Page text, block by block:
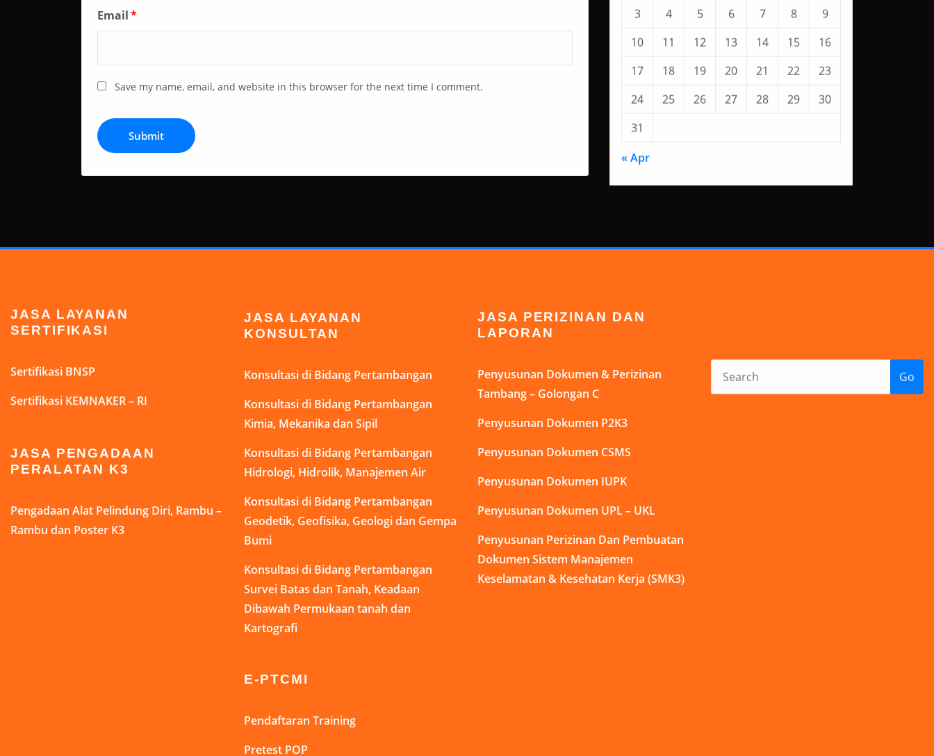
Email*
Save my name, email, and website in this browser for the next time I comment.
3
4 5 6 7 8
9
10
11 12 13 14 15
16
17
18 19 20 21 22
23
24
25 26 27 28 29
30
31
« Apr
JASA LAYANAN
SERTIFIKASI
Sertifikasi BNSP
Sertifikasi KEMNAKER – RI
JASA PENGADAAN
PERALATAN K3
Pengadaan Alat Pelindung Diri, Rambu –
Rambu dan Poster K3
JASA LAYANAN
KONSULTAN
Konsultasi di Bidang Pertambangan
Konsultasi di Bidang Pertambangan
Kimia, Mekanika dan Sipil
Konsultasi di Bidang Pertambangan
Hidrologi, Hidrolik, Manajemen Air
Konsultasi di Bidang Pertambangan
Geodetik, Geofisika, Geologi dan Gempa
Bumi
Konsultasi di Bidang Pertambangan
Survei Batas dan Tanah, Keadaan
Dibawah Permukaan tanah dan
Kartografi
E-PTCMI
Pendaftaran Training
Pretest POP
JASA PERIZINAN DAN
LAPORAN
Penyusunan Dokumen & Perizinan
Tambang – Golongan C
Penyusunan Dokumen P2K3
Penyusunan Dokumen CSMS
Penyusunan Dokumen IUPK
Penyusunan Dokumen UPL – UKL
Penyusunan Perizinan Dan Pembuatan
Dokumen Sistem Manajemen
Keselamatan & Kesehatan Kerja (SMK3)
Go